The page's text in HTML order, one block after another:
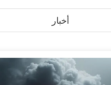
أخبار